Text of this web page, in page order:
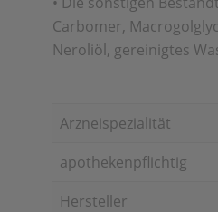
Carbomer,
Neroliöl, gereinigtes
Arzneispezialität
apothekenpflichtig
Hersteller